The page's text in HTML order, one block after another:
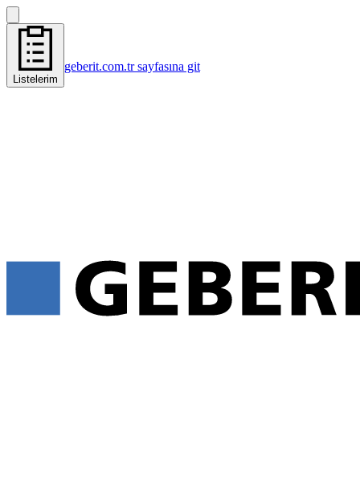
Listelerim
geberit.com.tr sayfasına git